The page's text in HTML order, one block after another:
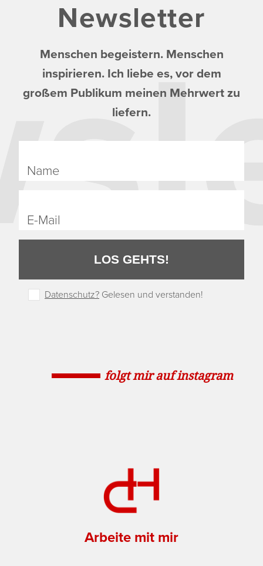
Newsletter
Menschen begeistern. Menschen
inspirieren. Ich liebe es, vor dem
großem Publikum meinen Mehrwert zu
liefern.
Name
E-Mail
LOS GEHTS!
Datenschutz? Gelesen und verstanden!
folgt mir auf instagram
Navigation
Arbeite mit mir